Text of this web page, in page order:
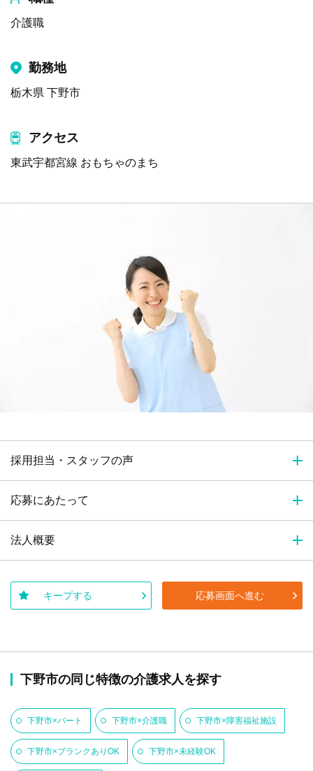
介護職
勤務地
栃木県 下野市
アクセス
東武宇都宮線 おもちゃのまち
採用担当・スタッフの声
応募にあたって
法人概要
キープする 応募画面へ進む
下野市の同じ特徴の介護求人を探す
下野市×パート 下野市×介護職 下野市×障害福祉施設
下野市×ブランクありOK 下野市×未経験OK